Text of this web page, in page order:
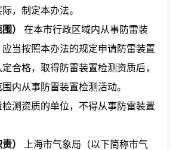
，制定本办法。
）
在本市行政区域内从事防雷装
当按照本办法的规定申请防雷装置
合格，取得防雷装置检测资质后，
内从事防雷装置检测活动。
测资质的单位，不得从事防雷装置
）
上海市气象局（以下简称市气